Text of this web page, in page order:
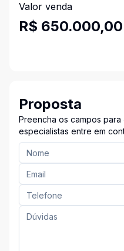
Valor venda
R$ 650.000,00
Proposta
Preencha os campos para
especialistas entre em